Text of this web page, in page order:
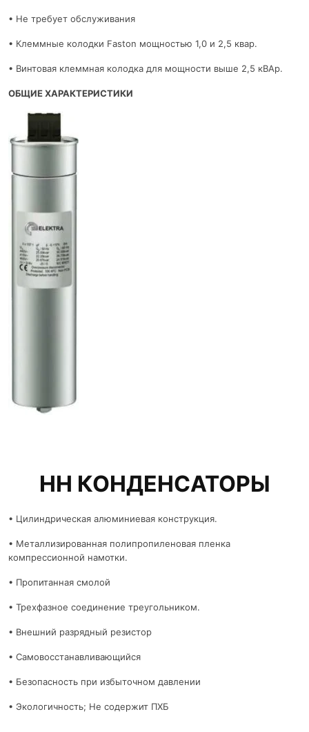
• Не требует обслуживания
• Клеммные колодки Faston мощностью 1,0 и 2,5 квар.
• Винтовая клеммная колодка для мощности выше 2,5 кВАр.
ОБЩИЕ ХАРАКТЕРИСТИКИ
НН КОНДЕНСАТОРЫ
• Цилиндрическая алюминиевая конструкция.
• Металлизированная полипропиленовая пленка
компрессионной намотки.
• Пропитанная смолой
• Трехфазное соединение треугольником.
• Внешний разрядный резистор
• Самовосстанавливающийся
• Безопасность при избыточном давлении
• Экологичность; Не содержит ПХБ